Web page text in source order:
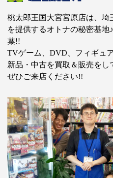
桃太郎王国大宮宮原店は、
を提供するオトナの秘密基地
葉!!
TVゲーム、DVD、フィギュ
新品・中古を買取＆販売をし
ぜひご来店ください!!